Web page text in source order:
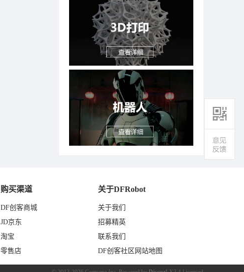
购买渠道
DF创客商城
JD京东
淘宝
零售店
关于DFRobot
关于我们
招募精英
联系我们
DF创客社区网站地图